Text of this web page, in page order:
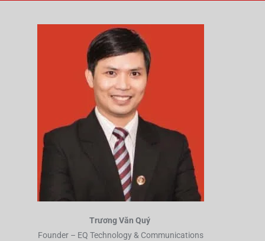
Trương Văn Quý
Founder – EQ Technology & Communications